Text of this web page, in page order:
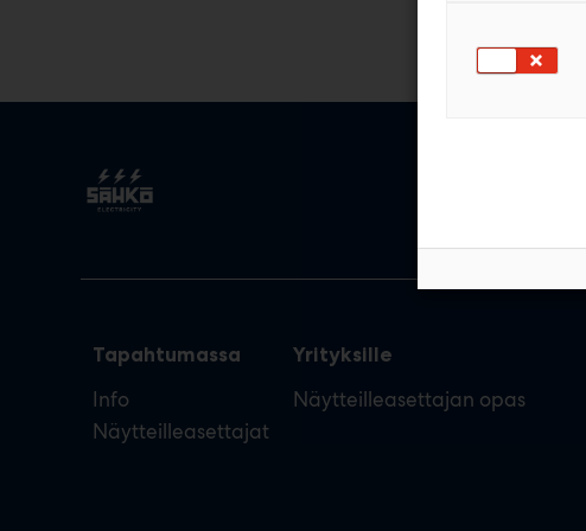
Tapahtumassa
Info
Näytteilleasettajat
Yrityksille
Näytteilleasettajan opas